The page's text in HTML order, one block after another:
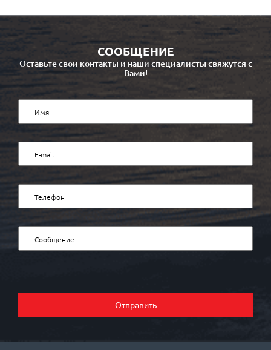
СООБЩЕНИЕ
Оставьте свои контакты и наши специалисты свяжутся с
Вами!
Отправить